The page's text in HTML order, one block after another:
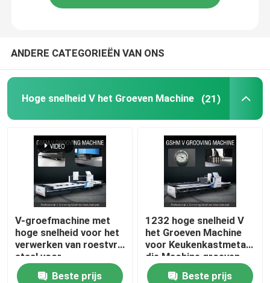
ANDERE CATEGORIEËN VAN ONS
Hoge snelheid V het Groeven Machine (21)
V-groefmachine met
hoge snelheid voor het
verwerken van roestvrij
staal voor
huisversiering
Beste prijs
1232 hoge snelheid V
het Groeven Machine
voor Keukenkastmetaal
die Machine groeven
Beste prijs